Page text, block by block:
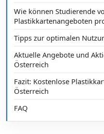
Wie können Studierende
Plastikkartenangeboten
Tipps zur optimalen
Aktuelle Angebote und
Österreich
Fazit: Kostenlose
Österreich
FAQ